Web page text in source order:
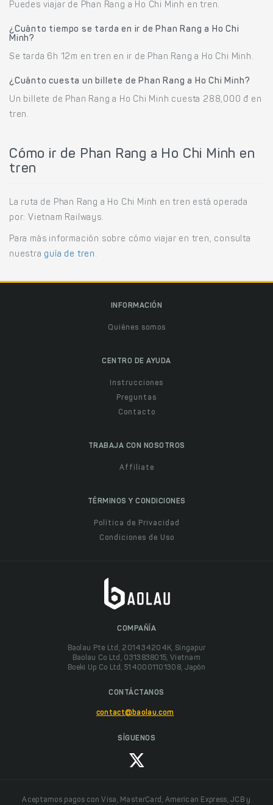
Puedes viajar de Phan Rang a Ho Chi Minh en tren.
¿Cuánto tiempo se tarda en ir de Phan Rang a Ho Chi
Minh?
Se tarda 6h 12m en tren en ir de Phan Rang a Ho Chi Minh.
¿Cuánto cuesta un billete de Phan Rang a Ho Chi Minh?
Un billete de Phan Rang a Ho Chi Minh cuesta 288,000 đ en
tren.
Cómo ir de Phan Rang a Ho Chi Minh en
tren
La ruta de Phan Rang a Ho Chi Minh en tren está operada
por: Vietnam Railways.
Para más información sobre cómo viajar en tren, consulta
nuestra guía de tren .
INFORMACIÓN
Quiénes somos
CENTRO DE AYUDA
Instrucciones
Preguntas
Contacto
TRABAJA CON NOSOTROS
Affiliate
TÉRMINOS Y CONDICIONES
Política de Privacidad
Condiciones de Uso
COMPAÑÍA
Baolau Pte Ltd, 201434204K, Singapur
Baolau Co Ltd, 0313838015, Vietnam
Boeki Up Co Ltd, 5140001101308, Japón
CONTÁCTANOS
contact@baolau.com
SÍGUENOS
Aceptamos pagos con Visa, MasterCard, American Express, JCB y